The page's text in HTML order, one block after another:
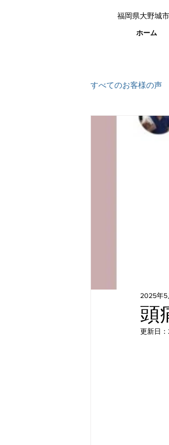
福岡県大野城
ホーム
すべてのお客様の声
頭
2025年5
更新日：